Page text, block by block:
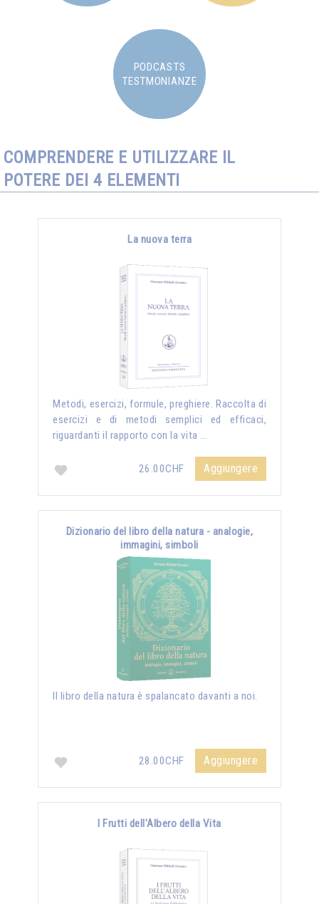
PODCASTS
TESTMONIANZE
COMPRENDERE E UTILIZZARE IL
POTERE DEI 4 ELEMENTI
La nuova terra
Metodi, esercizi, formule, preghiere. Raccolta di
esercizi e di metodi semplici ed efficaci,
riguardanti il rapporto con la vita …
26.00CHF Aggiungere
Dizionario del libro della natura - analogie,
immagini, simboli
Il libro della natura è spalancato davanti a noi.
28.00CHF Aggiungere
I Frutti dell'Albero della Vita